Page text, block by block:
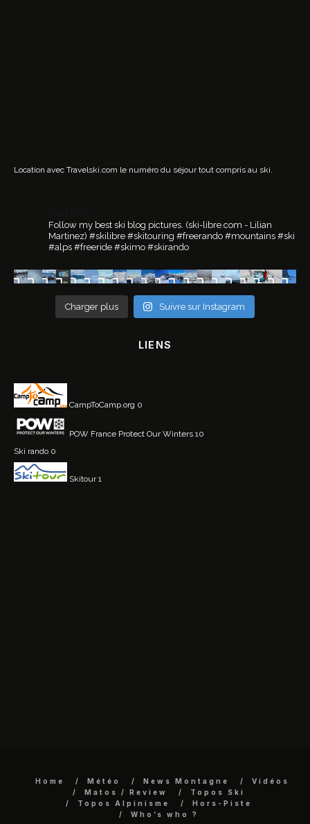
Location avec Travelski.com le numéro du séjour tout compris au ski.
Follow my best ski blog pictures. (ski-libre.com - Lilian
Martinez) #skilibre #skitouring #freerando #mountains #ski
#alps #freeride #skimo #skirando
Charger plus Suivre sur Instagram
LIENS
CampToCamp.org 0
POW France Protect Our Winters 10
Ski rando 0
Skitour1
Home Météo News Montagne
Vidéos
Matos / Review
Topos Ski
Topos Alpinisme
Hors-Piste
Who’s who ?